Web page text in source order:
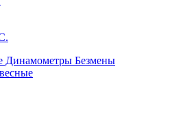
Динамометры Безмены